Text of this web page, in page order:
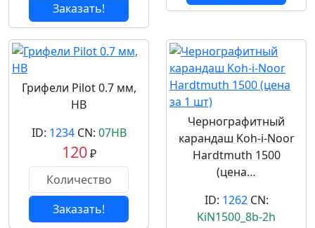
Заказать!
Грифели Pilot 0.7 мм,
HB
ID: 1234CN: 07HB
120₽
Заказать!
Чернографитный
карандаш Koh-i-Noor
Hardtmuth 1500
(цена…
ID: 1262CN:
KiN1500_8b-2h